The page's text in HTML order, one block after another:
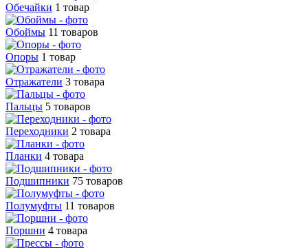
Обечайки 1 товар
Обоймы 11 товаров
Опоры 1 товар
Отражатели 3 товара
Пальцы 5 товаров
Переходники 2 товара
Планки 4 товара
Подшипники 75 товаров
Полумуфты 11 товаров
Поршни 4 товара